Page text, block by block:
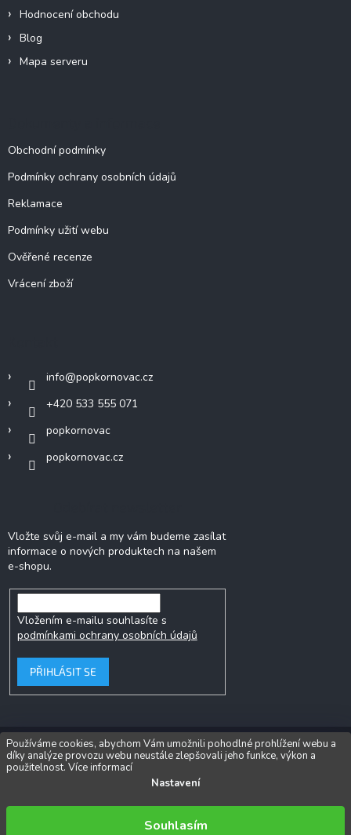
Používáme cookies, abychom Vám umožnili pohodlné prohlížení webu a
díky analýze provozu webu neustále zlepšovali jeho funkce, výkon a
použitelnost. Více informací
Nastavení
Souhlasím
Hodnocení obchodu
Blog
Mapa serveru
Obchodní podmínky
Podmínky ochrany osobních údajů
Reklamace
Podmínky užití webu
Ověřené recenze
Vrácení zboží
info@popkornovac.cz
+420 533 555 071
popkornovac
popkornovac.cz
Vložte svůj e-mail a my vám budeme zasílat
informace o nových produktech na našem
e-shopu.
Vložením e-mailu souhlasíte s
podmínkami ochrany osobních údajů
PŘIHLÁSIT SE
Copyright 2026Popkornovač.cz®. Všechna práva vyhrazena.Upravit
nastavení cookies
Vytvořil Shoptet